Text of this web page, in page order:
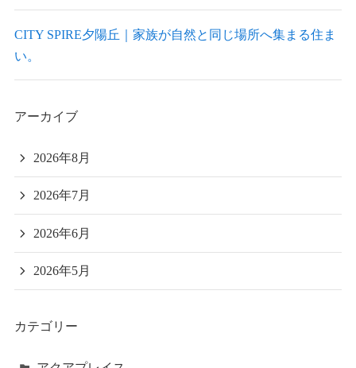
CITY SPIRE夕陽丘｜家族が自然と同じ場所へ集まる住ま
い。
アーカイブ
2026年8月
2026年7月
2026年6月
2026年5月
カテゴリー